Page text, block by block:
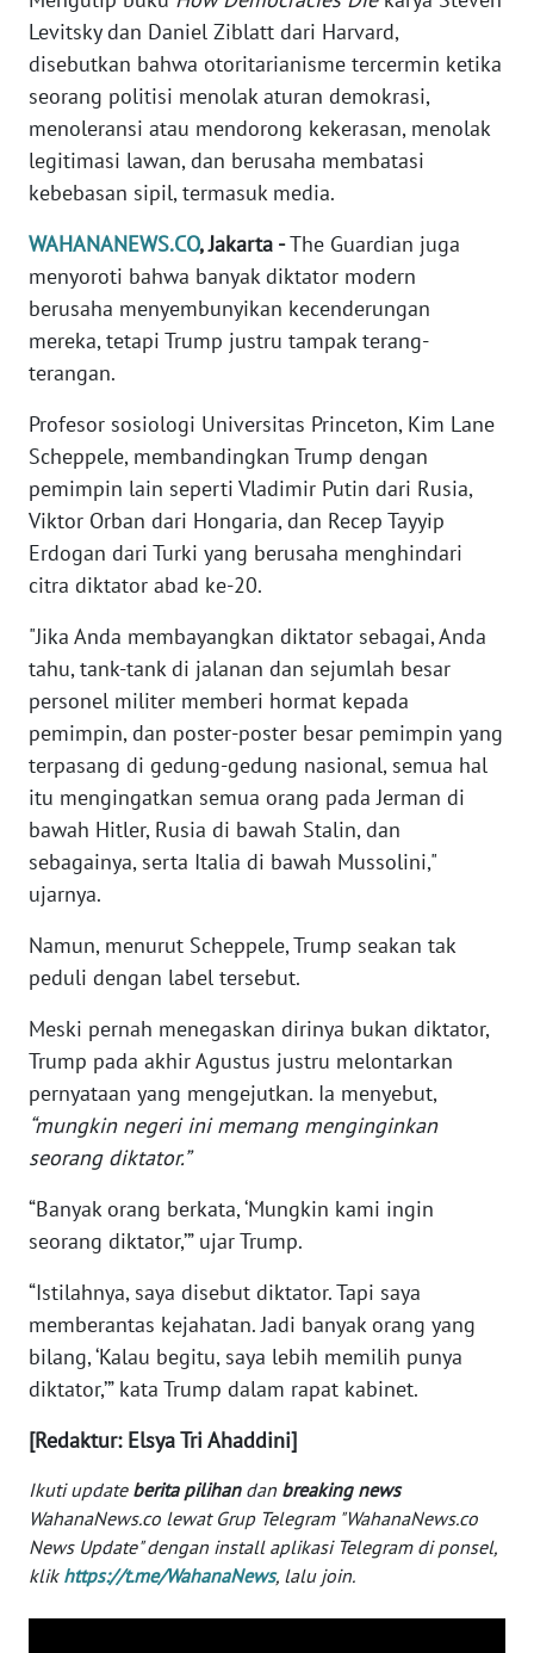
Levitsky dan Daniel Ziblatt dari Harvard,
disebutkan bahwa otoritarianisme tercermin ketika
seorang politisi menolak aturan demokrasi,
menoleransi atau mendorong kekerasan, menolak
legitimasi lawan, dan berusaha membatasi
kebebasan sipil, termasuk media.
WAHANANEWS.CO, Jakarta -The Guardian juga
menyoroti bahwa banyak diktator modern
berusaha menyembunyikan kecenderungan
mereka, tetapi Trump justru tampak terang-
terangan.
Profesor sosiologi Universitas Princeton, Kim Lane
Scheppele, membandingkan Trump dengan
pemimpin lain seperti Vladimir Putin dari Rusia,
Viktor Orban dari Hongaria, dan Recep Tayyip
Erdogan dari Turki yang berusaha menghindari
citra diktator abad ke-20.
"Jika Anda membayangkan diktator sebagai, Anda
tahu, tank-tank di jalanan dan sejumlah besar
personel militer memberi hormat kepada
pemimpin, dan poster-poster besar pemimpin yang
terpasang di gedung-gedung nasional, semua hal
itu mengingatkan semua orang pada Jerman di
bawah Hitler, Rusia di bawah Stalin, dan
sebagainya, serta Italia di bawah Mussolini,"
ujarnya.
Namun, menurut Scheppele, Trump seakan tak
peduli dengan label tersebut.
Meski pernah menegaskan dirinya bukan diktator,
Trump pada akhir Agustus justru melontarkan
pernyataan yang mengejutkan. Ia menyebut,
“mungkin negeri ini memang menginginkan
seorang diktator.”
“Banyak orang berkata, ‘Mungkin kami ingin
seorang diktator,’” ujar Trump.
“Istilahnya, saya disebut diktator. Tapi saya
memberantas kejahatan. Jadi banyak orang yang
bilang, ‘Kalau begitu, saya lebih memilih punya
diktator,’” kata Trump dalam rapat kabinet.
[Redaktur: Elsya Tri Ahaddini]
Ikuti update berita pilihandan breaking news
WahanaNews.co lewat Grup Telegram "WahanaNews.co
News Update" dengan install aplikasi Telegram di ponsel,
klik https://t.me/WahanaNews, lalu join.
WN
NUSANTARA
JOGJA
WN
JATIM
WN
BALI
WN
WN
KALTENG
WN
KALTARA
WN
KALSEL
WN
KALTIM
WN
SULSEL
WN
GORONTALO
SULUT
WN
MALUKU
MALUT
DAIRI
WN
DANAU
TOBA
NIAS
WN
LANGKAT